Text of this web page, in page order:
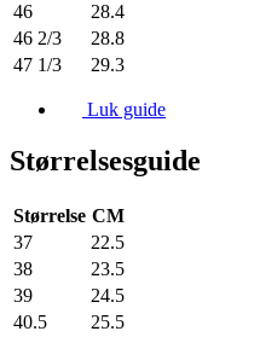
46
28.4
46 2/3
28.8
47 1/3
29.3
Luk guide
Størrelsesguide
Størrelse CM
37
22.5
38
23.5
39
24.5
40.5
25.5